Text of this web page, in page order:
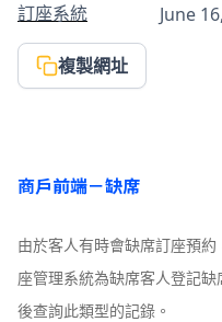
訂座系統 June
複製網址
商戶前端－缺席
由於客人有時會缺席訂座預
座管理系統為缺席客人登記缺
後查詢此類型的記錄。